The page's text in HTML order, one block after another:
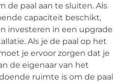
de paal aan te sluiten. Als
capaciteit beschikt,
investeren in een upgrade
Als je de paal op het
je ervoor zorgen dat je
de eigenaar van het
ruimte is om de paal